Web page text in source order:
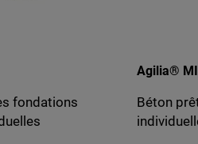
fondations
Agilia®
Béton